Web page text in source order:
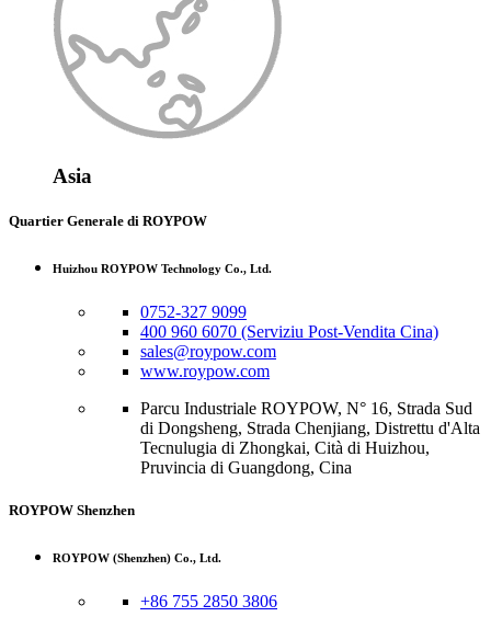
Asia
Quartier Generale di ROYPOW
Huizhou ROYPOW Technology Co., Ltd.
0752-327 9099
400 960 6070 (Serviziu Post-Vendita Cina)
sales@roypow.com
www.roypow.com
Parcu Industriale ROYPOW, N° 16, Strada Sud
di Dongsheng, Strada Chenjiang, Distrettu d'Alta
Tecnulugia di Zhongkai, Cità di Huizhou,
Pruvincia di Guangdong, Cina
ROYPOW Shenzhen
ROYPOW (Shenzhen) Co., Ltd.
+86 755 2850 3806